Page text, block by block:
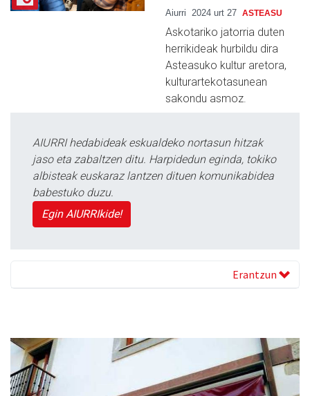
Aiurri 2024 urt 27 ASTEASU
Askotariko jatorria duten
herrikideak hurbildu dira
Asteasuko kultur aretora,
kulturartekotasunean
sakondu asmoz.
AIURRI hedabideak eskualdeko nortasun hitzak
jaso eta zabaltzen ditu. Harpidedun eginda, tokiko
albisteak euskaraz lantzen dituen komunikabidea
babestuko duzu.
Egin AIURRIkide!
Erantzun